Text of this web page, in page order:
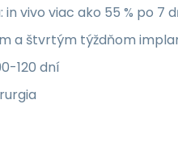
vivo viac ako 55 % po 7
a štvrtým týždňom
120 dní